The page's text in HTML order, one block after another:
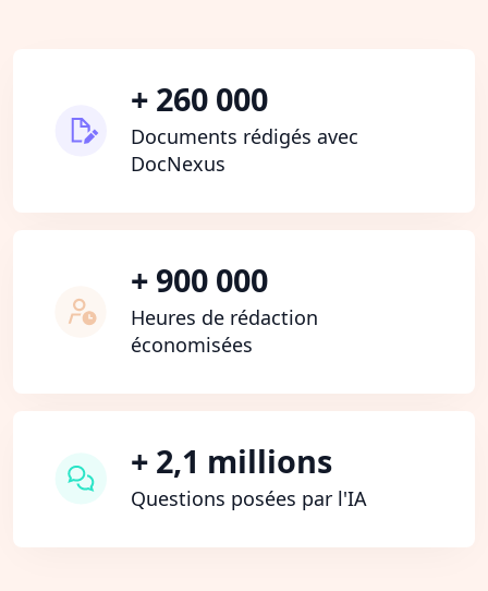
+ 260 000
Documents rédigés avec
DocNexus
+ 900 000
Heures de rédaction
économisées
+ 2,1 millions
Questions posées par l'IA